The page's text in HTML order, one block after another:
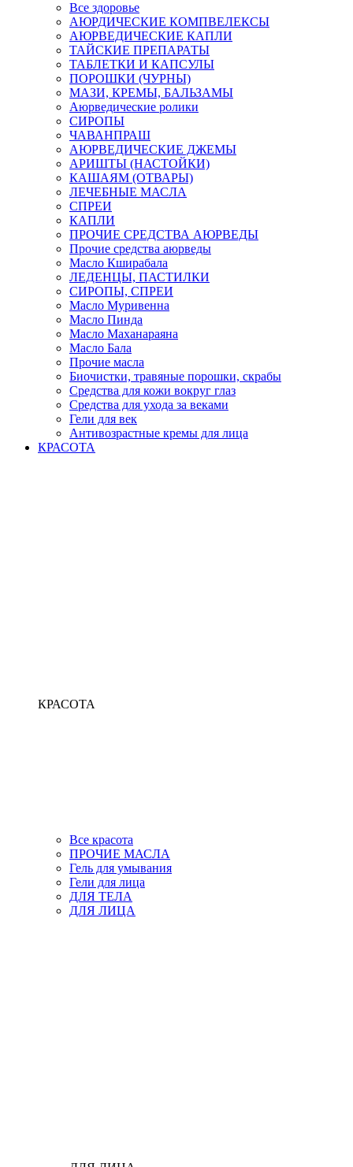
Все здоровье
АЮРДИЧЕСКИЕ КОМПВЕЛЕКСЫ
АЮРВЕДИЧЕСКИЕ КАПЛИ
ТАЙСКИЕ ПРЕПАРАТЫ
ТАБЛЕТКИ И КАПСУЛЫ
ПОРОШКИ (ЧУРНЫ)
МАЗИ, КРЕМЫ, БАЛЬЗАМЫ
Аюрведические ролики
СИРОПЫ
ЧАВАНПРАШ
АЮРВЕДИЧЕСКИЕ ДЖЕМЫ
АРИШТЫ (НАСТОЙКИ)
КАШАЯМ (ОТВАРЫ)
ЛЕЧЕБНЫЕ МАСЛА
СПРЕИ
КАПЛИ
ПРОЧИЕ СРЕДСТВА АЮРВЕДЫ
Прочие средства аюрведы
Масло Кширабала
ЛЕДЕНЦЫ, ПАСТИЛКИ
СИРОПЫ, СПРЕИ
Масло Муривенна
Масло Пинда
Масло Маханараяна
Масло Бала
Прочие масла
Биочистки, травяные порошки, скрабы
Средства для кожи вокруг глаз
Средства для ухода за веками
Гели для век
Антивозрастные кремы для лица
КРАСОТА
КРАСОТА
Все красота
ПРОЧИЕ МАСЛА
Гель для умывания
Гели для лица
ДЛЯ ТЕЛА
ДЛЯ ЛИЦА